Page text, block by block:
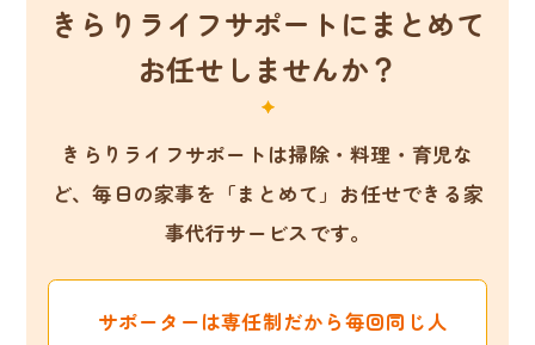
きらりライフサポートにまとめて
お任せしませんか？
きらりライフサポートは掃除・料理・育児な
ど、毎日の家事を「まとめて」お任せできる家
事代行サービスです。
サポーターは専任制だから毎回同じ人